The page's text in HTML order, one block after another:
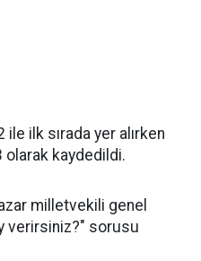
ilk sırada yer alırken
olarak kaydedildi.
milletvekili genel
verirsiniz?" sorusu